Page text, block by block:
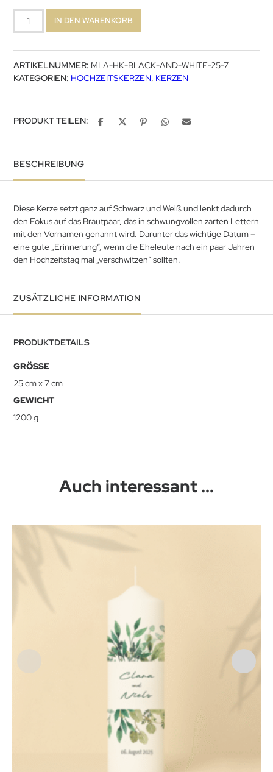
Black
Menge
IN DEN WARENKORB
ARTIKELNUMMER: MLA-HK-BLACK-AND-WHITE-25-7
KATEGORIEN: HOCHZEITSKERZEN, KERZEN
PRODUKT TEILEN:
BESCHREIBUNG
Diese Kerze setzt ganz auf Schwarz und Weiß und lenkt dadurch
den Fokus auf das Brautpaar, das in schwungvollen zarten Lettern
mit den Vornamen genannt wird. Darunter das wichtige Datum –
eine gute „Erinnerung“, wenn die Eheleute nach ein paar Jahren
den Hochzeitstag mal „verschwitzen“ sollten.
ZUSÄTZLICHE INFORMATION
PRODUKTDETAILS
GRÖSSE
25 cm x 7 cm
GEWICHT
1200 g
Auch interessant ...
Dieses Produkt weist mehrere Varianten auf. Die Optionen können auf der Produktseite gewählt werden